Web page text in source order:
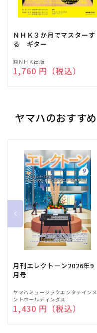
ＮＨＫ３か月でマスターす
る ギター
販
売
㈱ＮＨＫ出版
通常価格
1,760 円（税込）
ヤマハのおすすめ
月刊エレクトーン2026年9
月号
販
売
元:
ヤマハミュージックエンタテインメ
ントホールディングス
通常価格
1,430 円（税込）